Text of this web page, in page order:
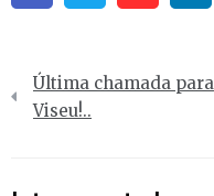
Navegação
de
Última chamada para
Viseu!..